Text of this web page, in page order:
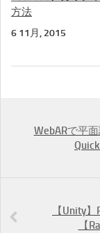
方法
6 11月, 2015
WebARで平
【Unity
【